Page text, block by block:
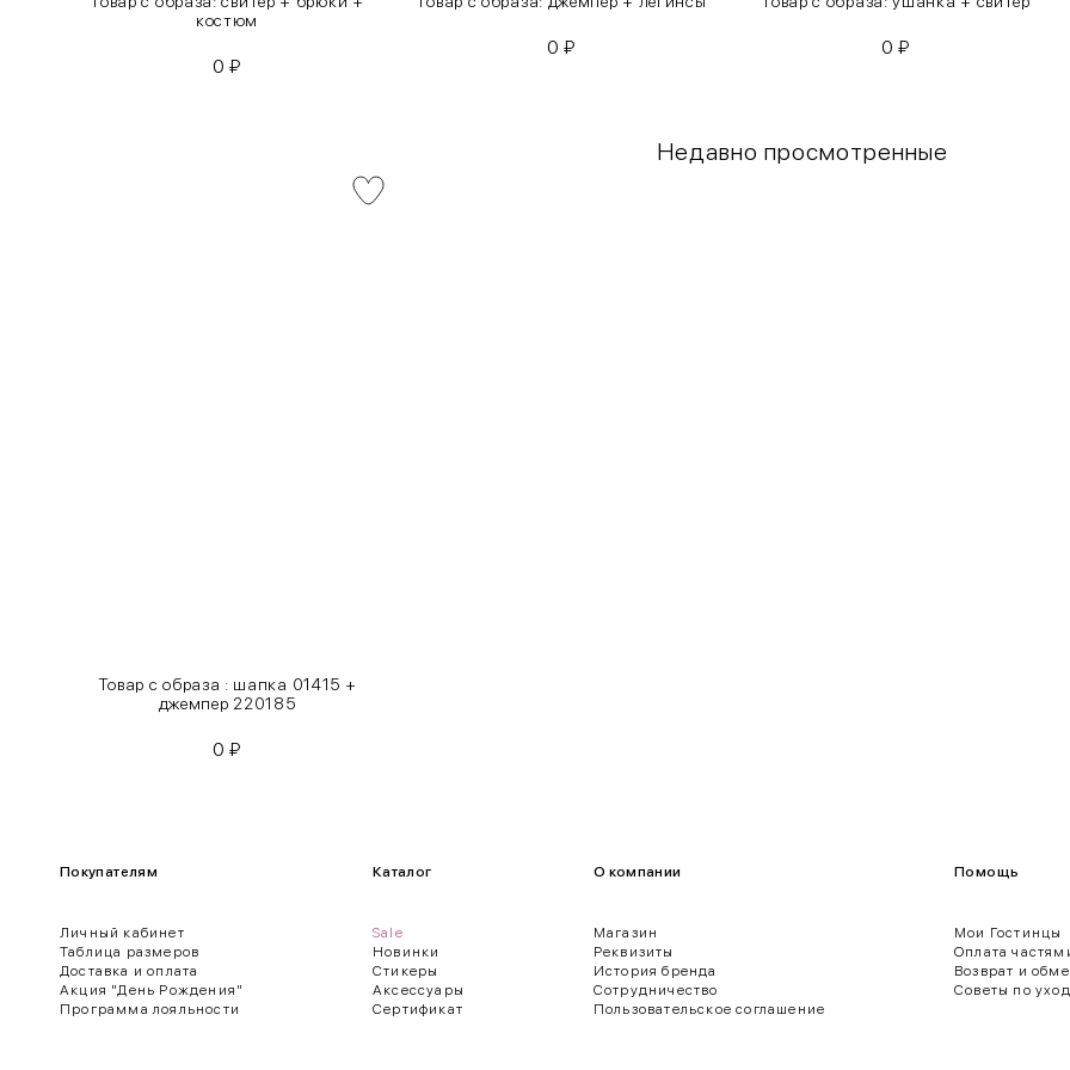
костюм
0₽
0₽ 0₽
Недавно просмотренные
Товар с образа : шапка 01415 +
джемпер 220185
0₽
Как правильно себя обмерить
Обхват бедер (F)
Измеряется горизонтально полу по наиболее выступающим точкам ягодиц.
Покупателям
Личный кабинет
Таблица размеров
Доставка и оплата
Акция "День Рождения"
Программа лояльности
Каталог
Sale
Новинки
Стикеры
Аксессуары
Сертификат
О компании
Магазин
Реквизиты
История бренда
Сотрудничество
Пользовательское соглашение
Помощь
Мои Гостинцы
Оплата
Возврат и
Советы по